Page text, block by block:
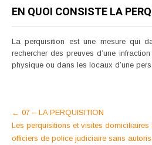
EN QUOI CONSISTE LA
La perquisition est une mesure qui
rechercher des preuves d’une
physique ou dans les locaux d’une
Post
navigation
← 07 – LA PERQUISITION
Les perquisitions et visites domiciliaires
officiers de police judiciaire sans